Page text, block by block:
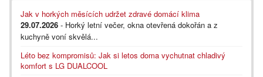
Jak v horkých měsících udržet zdravé domácí klima
29.07.2026 - Horký letní večer, okna otevřená dokořán a z
kuchyně voní skvělá...
Léto bez kompromisů: Jak si letos doma vychutnat chladivý
komfort s LG DUALCOOL